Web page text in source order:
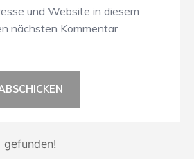
und Website in diesem
nächsten Kommentar
gefunden!